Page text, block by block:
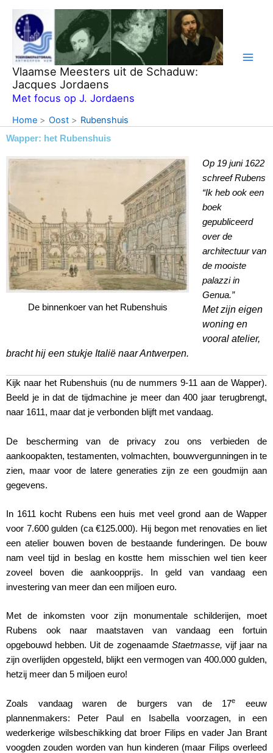
naar
inhoud
Vlaamse Meesters uit de Schaduw:
Jacques Jordaens
Met focus op J. Jordaens
Home Oost Rubenshuis
Wapper: het Rubenshuis
De binnenkoer van het Rubenshuis
Op 19 juni 1622
schreef Rubens
“Ik heb ook een
boek
gepubliceerd
over de
architectuur van
de mooiste
palazzi in
Genua.”
Met zijn eigen
woning en
vooral atelier,
bracht hij een stukje Italië naar Antwerpen.
Kijk naar het Rubenshuis (nu de nummers 9-11 aan de Wapper).
Beeld je in dat de tijdmachine je meer dan 400 jaar terugbrengt,
naar 1611, maar dat je verbonden blijft met vandaag.
De bescherming van de privacy zou ons verbieden de
aankoopakten, testamenten, volmachten, bouwvergunningen in te
zien, maar voor de latere generaties zijn ze een goudmijn aan
gegevens.
In 1611 kocht Rubens een huis met veel grond aan de Wapper
voor 7.600 gulden (ca €125.000). Hij begon met renovaties en liet
een atelier bouwen boven de bestaande funderingen. De bouw
nam veel tijd in beslag en kostte hem misschien wel tien keer
zoveel boven die aankoopprijs. In geld van vandaag een
investering van meer dan een miljoen euro.
Met de inkomsten voor zijn monumentale schilderijen, moet
Rubens ook naar maatstaven van vandaag een fortuin
opgebouwd hebben. Uit de zogenaamde Staetmasse, vijf jaar na
zijn overlijden opgesteld, blijkt een vermogen van 400.000 gulden,
hetzij meer dan 5 miljoen euro!
Zoals vandaag waren de burgers van de 17e
eeuw
plannenmakers: Peter Paul en Isabella voorzagen, in een
wederkerige wilsbeschikking dat broer Filips en vader Jan Brant
voogden zouden worden van hun kinderen (maar Filips overleed